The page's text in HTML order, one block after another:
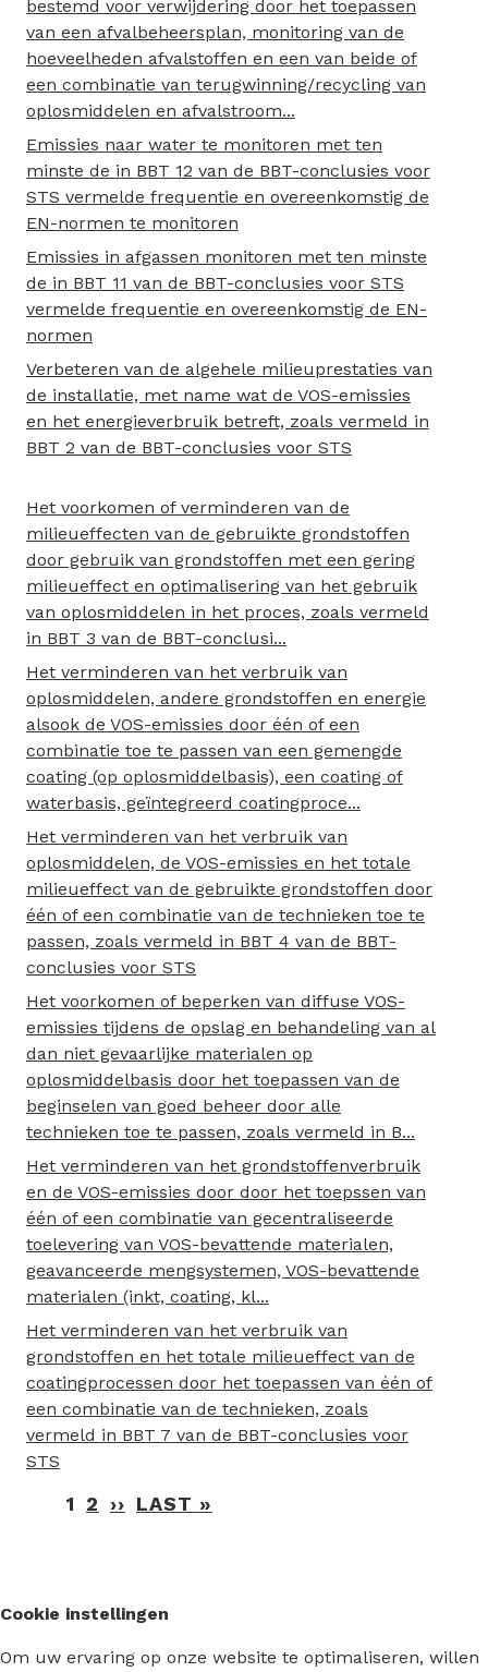
bestemd voor verwijdering door het toepassen
van een afvalbeheersplan, monitoring van de
hoeveelheden afvalstoffen en een van beide of
een combinatie van terugwinning/recycling van
oplosmiddelen en afvalstroom...
Emissies naar water te monitoren met ten
minste de in BBT 12 van de BBT-conclusies voor
STS vermelde frequentie en overeenkomstig de
EN-normen te monitoren
Emissies in afgassen monitoren met ten minste
de in BBT 11 van de BBT-conclusies voor STS
vermelde frequentie en overeenkomstig de EN-
normen
Verbeteren van de algehele milieuprestaties van
de installatie, met name wat de VOS-emissies
en het energieverbruik betreft, zoals vermeld in
BBT 2 van de BBT-conclusies voor STS
Het voorkomen of verminderen van de
milieueffecten van de gebruikte grondstoffen
door gebruik van grondstoffen met een gering
milieueffect en optimalisering van het gebruik
van oplosmiddelen in het proces, zoals vermeld
in BBT 3 van de BBT-conclusi...
Het verminderen van het verbruik van
oplosmiddelen, andere grondstoffen en energie
alsook de VOS-emissies door één of een
combinatie toe te passen van een gemengde
coating (op oplosmiddelbasis), een coating of
waterbasis, geïntegreerd coatingproce...
Het verminderen van het verbruik van
oplosmiddelen, de VOS-emissies en het totale
milieueffect van de gebruikte grondstoffen door
één of een combinatie van de technieken toe te
passen, zoals vermeld in BBT 4 van de BBT-
conclusies voor STS
Het voorkomen of beperken van diffuse VOS-
emissies tijdens de opslag en behandeling van al
dan niet gevaarlijke materialen op
oplosmiddelbasis door het toepassen van de
beginselen van goed beheer door alle
technieken toe te passen, zoals vermeld in B...
Het verminderen van het grondstoffenverbruik
en de VOS-emissies door door het toepssen van
één of een combinatie van gecentraliseerde
toelevering van VOS-bevattende materialen,
geavanceerde mengsystemen, VOS-bevattende
materialen (inkt, coating, kl...
Het verminderen van het verbruik van
grondstoffen en het totale milieueffect van de
coatingprocessen door het toepassen van één of
een combinatie van de technieken, zoals
vermeld in BBT 7 van de BBT-conclusies voor
STS
Paginering
1 2 ›› VOLGENDE
LAST »
Cookie instellingen
Om uw ervaring op onze website te optimaliseren, willen